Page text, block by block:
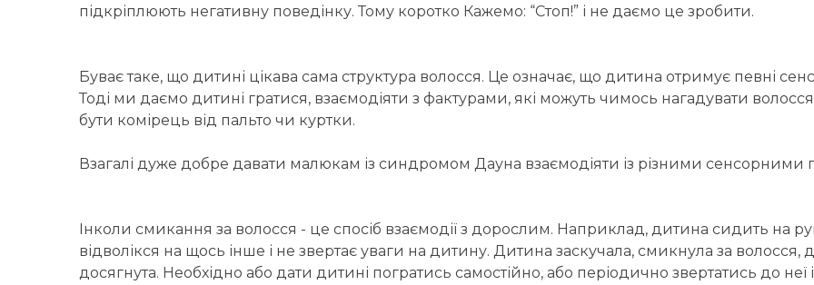
підкріплюють негативну поведінку. Тому коротко Кажемо: “Стоп!” і не даємо це зробити.
Буває таке, що дитині цікава сама структура волосся. Це означає, що дитина отримує певні
Тоді ми даємо дитині гратися, взаємодіяти з фактурами, які можуть чимось нагадувати
бути комірець від пальто чи куртки.
Взагалі дуже добре давати малюкам із синдромом Дауна взаємодіяти із різними сенсорними
Інколи смикання за волосся - це спосіб взаємодії з дорослим. Наприклад, дитина сидить на
відволікся на щось інше і не звертає уваги на дитину. Дитина заскучала, смикнула за
досягнута. Необхідно або дати дитині погратись самостійно, або періодично звертатись до неї